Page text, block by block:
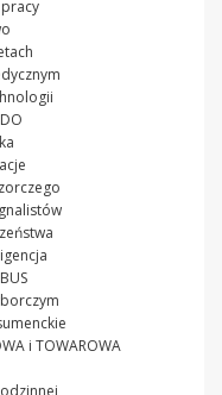
i TOWAROWA